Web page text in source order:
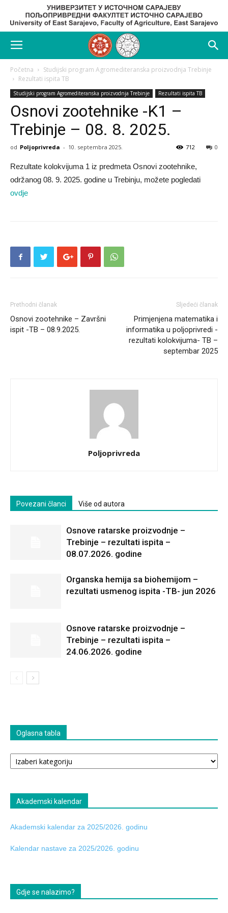
Početna
Studijski program Agromediteranska proizvodnja Trebinje
Rezultati ispita TB
Studijski program Agromediteranska proizvodnja Trebinje Rezultati ispita TB
Osnovi zootehnike -K1 –
Trebinje – 08. 8. 2025.
od Poljoprivreda - 10. septembra 2025. 0
712
Rezultate kolokvijuma 1 iz predmeta Osnovi zootehnike,
održanog 08. 9. 2025. godine u Trebinju, možete pogledati
ovdje
Prethodni članak
Osnovi zootehnike – Završni
ispit -TB – 08.9.2025.
Sljedeći članak
Primjenjena matematika i
informatika u poljoprivredi -
rezultati kolokvijuma- TB –
septembar 2025
Poljoprivreda
Povezani članci Više od autora
Osnove ratarske proizvodnje –
Trebinje – rezultati ispita –
08.07.2026. godine
Organska hemija sa biohemijom –
rezultati usmenog ispita -TB- jun 2026
Osnove ratarske proizvodnje –
Trebinje – rezultati ispita –
24.06.2026. godine
Oglasna tabla
Oglasna
tabla
Akademski kalendar
Akademski kalendar za 2025/2026. godinu
Kalendar nastave za 2025/2026. godinu
Gdje se nalazimo?